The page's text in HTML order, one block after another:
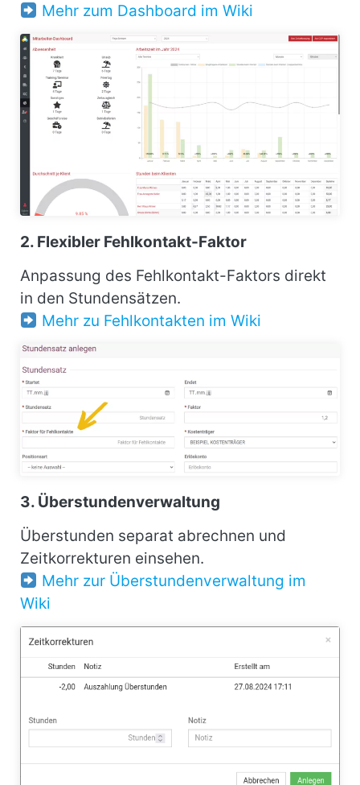
Mehr zum Dashboard im Wiki
2. Flexibler Fehlkontakt-Faktor
Anpassung des Fehlkontakt-Faktors direkt
in den Stundensätzen.
Mehr zu Fehlkontakten im Wiki
3. Überstundenverwaltung
Überstunden separat abrechnen und
Zeitkorrekturen einsehen.
Mehr zur Überstundenverwaltung im
Wiki